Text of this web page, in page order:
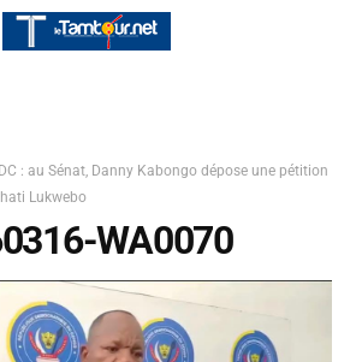
: au Sénat, Danny Kabongo dépose une pétition
Lukwebo
WA0070